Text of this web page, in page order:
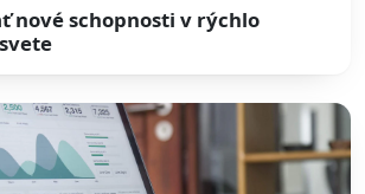
nové schopnosti v rýchlo